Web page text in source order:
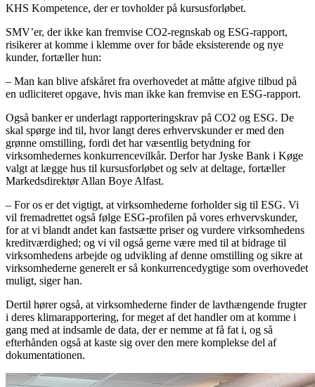
KHS Kompetence, der er tovholder på kursusforløbet.
SMV’er, der ikke kan fremvise CO2-regnskab og ESG-rapport,
risikerer at komme i klemme over for både eksisterende og nye
kunder, fortæller hun:
– Man kan blive afskåret fra overhovedet at måtte afgive tilbud på
en udliciteret opgave, hvis man ikke kan fremvise en ESG-rapport.
Også banker er underlagt rapporteringskrav på CO2 og ESG. De
skal spørge ind til, hvor langt deres erhvervskunder er med den
grønne omstilling, fordi det har væsentlig betydning for
virksomhedernes konkurrencevilkår. Derfor har Jyske Bank i Køge
valgt at lægge hus til kursusforløbet og selv at deltage, fortæller
Markedsdirektør Allan Boye Alfast.
– For os er det vigtigt, at virksomhederne forholder sig til ESG. Vi
vil fremadrettet også følge ESG-profilen på vores erhvervskunder,
for at vi blandt andet kan fastsætte priser og vurdere virksomhedens
kreditværdighed; og vi vil også gerne være med til at bidrage til
virksomhedens arbejde og udvikling af denne omstilling og sikre at
virksomhederne generelt er så konkurrencedygtige som overhovedet
muligt, siger han.
Dertil hører også, at virksomhederne finder de lavthængende frugter
i deres klimarapportering, for meget af det handler om at komme i
gang med at indsamle de data, der er nemme at få fat i, og så
efterhånden også at kaste sig over den mere komplekse del af
dokumentationen.